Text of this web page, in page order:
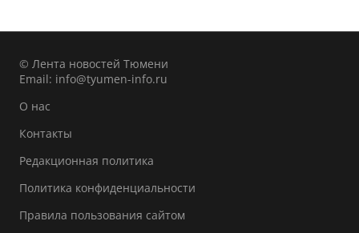
© Лента новостей Тюмени
Email: info@tyumen-info.ru
О нас
Контакты
Редакционная политика
Политика конфиденциальности
Правила пользования сайтом